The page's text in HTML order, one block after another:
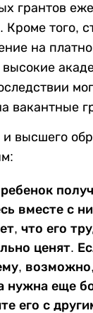
грантов
Кроме того,
на
вакантные
высшего
вместе с
что его
ценят.
нужна еще
его с